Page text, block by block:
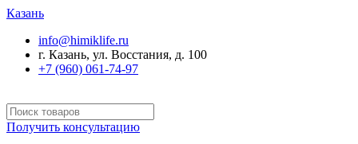
Казань
info@himiklife.ru
г. Казань, ул. Восстания, д. 100
+7 (960) 061-74-97
Получить консультацию